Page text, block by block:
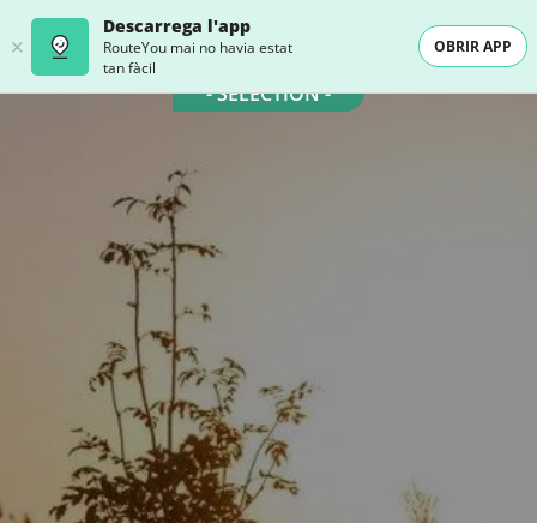
Descarrega l'app
RouteYou mai no havia estat
tan fàcil
OBRIR APP
- SELECTION -